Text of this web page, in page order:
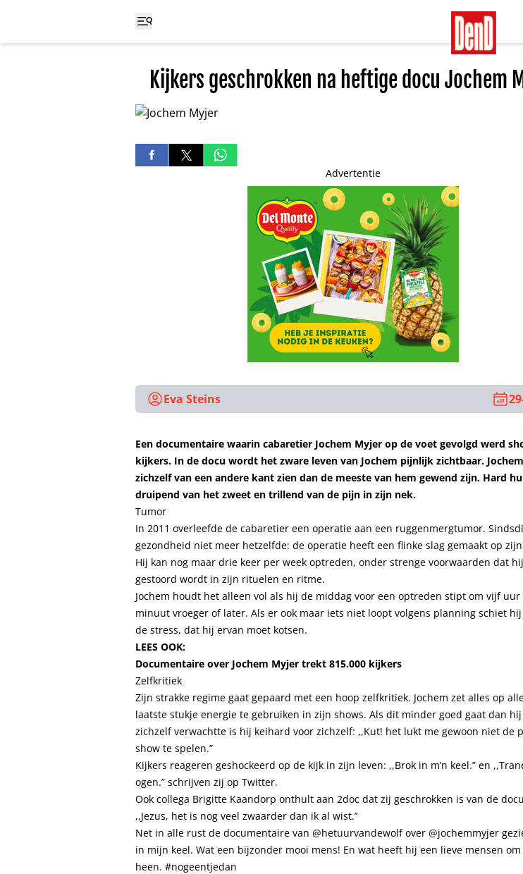
Kijkers geschrokken na heftige docu Jochem
Advertentie
Eva Steins
Een documentaire waarin cabaretier Jochem Myjer op de voet gevolgd werd
kijkers. In de docu wordt het zware leven van Jochem pijnlijk zichtbaar.
zichzelf van een andere kant zien dan de meeste van hem gewend zijn. Hard
druipend van het zweet en trillend van de pijn in zijn nek.
Tumor
In 2011 overleefde de cabaretier een operatie aan een ruggenmergtumor.
gezondheid niet meer hetzelfde: de operatie heeft een flinke slag gemaakt op
Hij kan nog maar drie keer per week optreden, onder strenge voorwaarden dat
gestoord wordt in zijn rituelen en ritme.
Jochem houdt het alleen vol als hij de middag voor een optreden stipt om vijf uur
minuut vroeger of later. Als er ook maar iets niet loopt volgens planning schiet
de stress, dat hij ervan moet kotsen.
LEES OOK:
Documentaire over Jochem Myjer trekt 815.000 kijkers
Zelfkritiek
Zijn strakke regime gaat gepaard met een hoop zelfkritiek. Jochem zet alles op
laatste stukje energie te gebruiken in zijn shows. Als dit minder goed gaat dan hij
zichzelf verwachtte is hij keihard voor zichzelf: ,,Kut! het lukt me gewoon niet de
show te spelen.”
Kijkers reageren geshockeerd op de kijk in zijn leven: ,,Brok in m’n keel.” en
ogen.” schrijven zij op Twitter.
Ook collega Brigitte Kaandorp onthult aan 2doc dat zij geschrokken is van de
,,Jezus, het is nog veel zwaarder dan ik al wist.’’
Net in alle rust de documentaire van @hetuurvandewolfover @jochemmyjer
in mijn keel. Wat een bijzonder mooi mens! En wat heeft hij een lieve mensen om
heen. #nogeentjedan